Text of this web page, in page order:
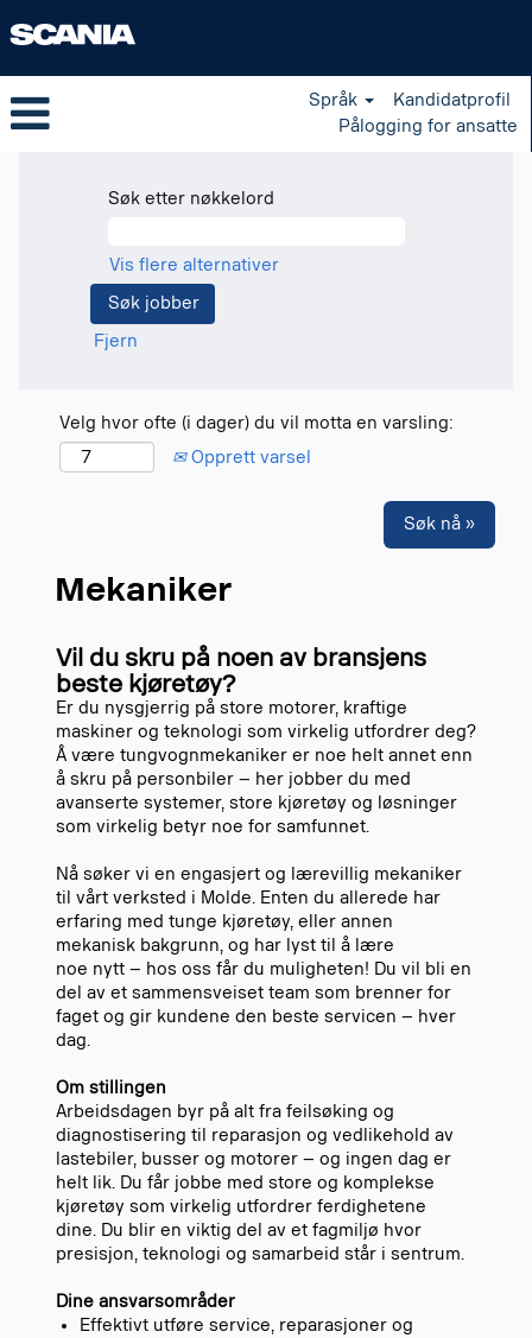
Språk
Kandidatprofil
Pålogging for ansatte
Søk etter nøkkelord
Vis flere alternativer
Fjern
Velg hvor ofte (i dager) du vil motta en varsling:
Opprett varsel
Søk nå »
Mekaniker
Vil du skru på noen av bransjens
beste kjøretøy?
Er du nysgjerrig på store motorer, kraftige
maskiner og teknologi som virkelig utfordrer deg?
Å være tungvognmekaniker er noe helt annet enn
å skru på personbiler – her jobber du med
avanserte systemer, store kjøretøy og løsninger
som virkelig betyr noe for samfunnet.
Nå søker vi en engasjert og lærevillig mekaniker
til vårt verksted i Molde. Enten du allerede har
erfaring med tunge kjøretøy, eller annen
mekanisk bakgrunn, og har lyst til å lære
noe nytt – hos oss får du muligheten! Du vil bli en
del av et sammensveiset team som brenner for
faget og gir kundene den beste servicen – hver
dag.
Om stillingen
Arbeidsdagen byr på alt fra feilsøking og
diagnostisering til reparasjon og vedlikehold av
lastebiler, busser og motorer – og ingen dag er
helt lik. Du får jobbe med store og komplekse
kjøretøy som virkelig utfordrer ferdighetene
dine. Du blir en viktig del av et fagmiljø hvor
presisjon, teknologi og samarbeid står i sentrum.
Dine ansvarsområder
Effektivt utføre service, reparasjoner og